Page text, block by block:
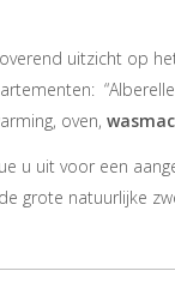
uitzicht op
oven,
u uit voor een
grote natuurlijke